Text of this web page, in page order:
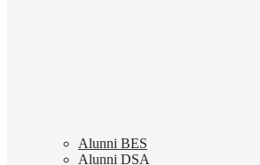
Alunni BES
Alunni DSA